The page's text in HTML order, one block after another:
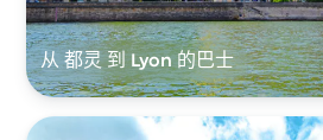
从 都灵 到 Lyon 的巴士